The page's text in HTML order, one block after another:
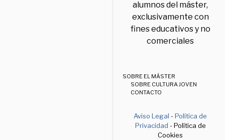
alumnos del máster,
exclusivamente con
fines educativos y no
comerciales
SOBRE EL MÁSTER
SOBRE CULTURA JOVEN
CONTACTO
Aviso Legal -Política de
Privacidad - Política de
Cookies